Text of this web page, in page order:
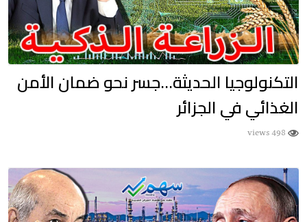
التكنولوجيا الحديثة…جسر نحو ضمان الأمن
الغذائي في الجزائر
498 views